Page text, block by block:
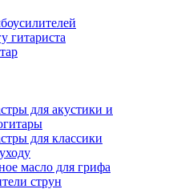
гитариста
для акустики и
для классики
масло для грифа
струн